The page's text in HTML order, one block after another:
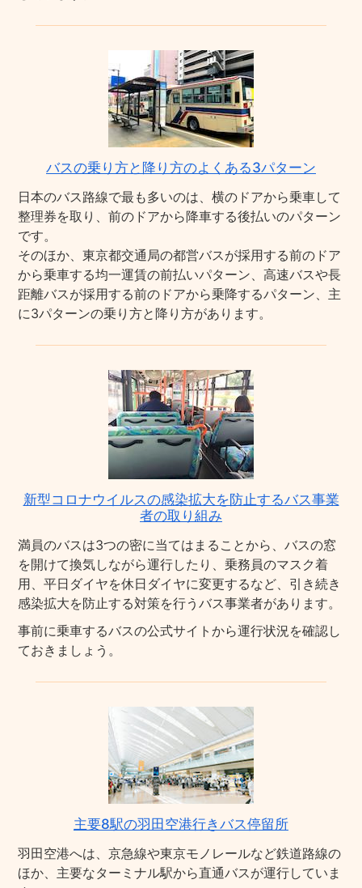
バスの乗り方と降り方のよくある3パターン
日本のバス路線で最も多いのは、横のドアから乗車して
整理券を取り、前のドアから降車する後払いのパターン
です。
そのほか、東京都交通局の都営バスが採用する前のドア
から乗車する均一運賃の前払いパターン、高速バスや長
距離バスが採用する前のドアから乗降するパターン、主
に3パターンの乗り方と降り方があります。
新型コロナウイルスの感染拡大を防止するバス事業
者の取り組み
満員のバスは3つの密に当てはまることから、バスの窓
を開けて換気しながら運行したり、乗務員のマスク着
用、平日ダイヤを休日ダイヤに変更するなど、引き続き
感染拡大を防止する対策を行うバス事業者があります。
事前に乗車するバスの公式サイトから運行状況を確認し
ておきましょう。
主要8駅の羽田空港行きバス停留所
羽田空港へは、京急線や東京モノレールなど鉄道路線の
ほか、主要なターミナル駅から直通バスが運行していま